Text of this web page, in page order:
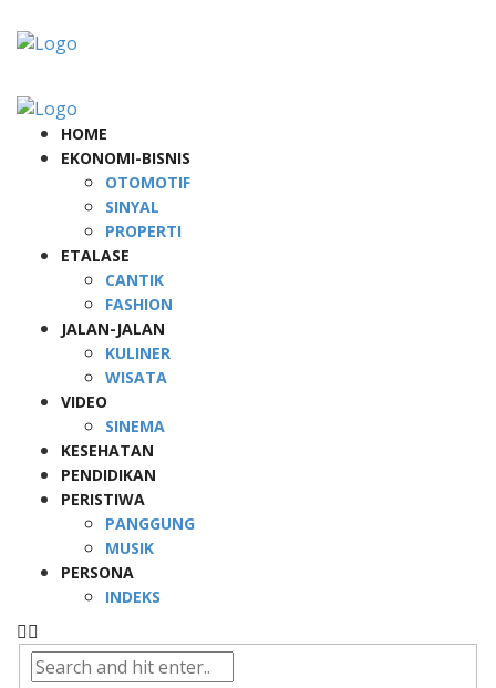
HOME
EKONOMI-BISNIS
OTOMOTIF
SINYAL
PROPERTI
ETALASE
CANTIK
FASHION
JALAN-JALAN
KULINER
WISATA
VIDEO
SINEMA
KESEHATAN
PENDIDIKAN
PERISTIWA
PANGGUNG
MUSIK
PERSONA
INDEKS